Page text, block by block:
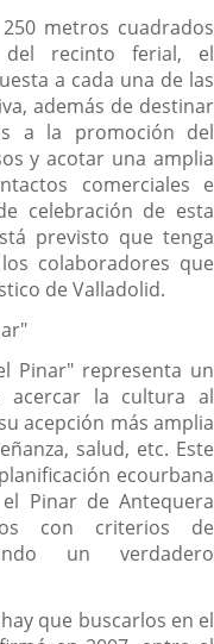
metros cuadrados
recinto ferial, el
a cada una de las
además de destinar
a la promoción del
y acotar una amplia
comerciales e
celebración de esta
previsto que tenga
colaboradores que
de Valladolid.
Pinar" representa un
acercar la cultura al
acepción más amplia
salud, etc. Este
ecourbana
Pinar de Antequera
con criterios de
un verdadero
que buscarlos en el